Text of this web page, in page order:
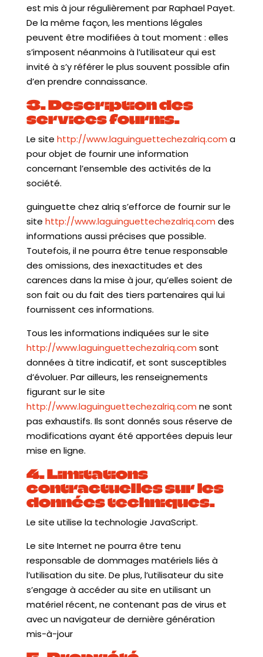
est mis à jour régulièrement par Raphael Payet.
De la même façon, les mentions légales
peuvent être modifiées à tout moment : elles
s’imposent néanmoins à l’utilisateur qui est
invité à s’y référer le plus souvent possible afin
d’en prendre connaissance.
3. Description des
services fournis.
Le site http://www.laguinguettechezalriq.com a
pour objet de fournir une information
concernant l’ensemble des activités de la
société.
guinguette chez alriq s’efforce de fournir sur le
site http://www.laguinguettechezalriq.com des
informations aussi précises que possible.
Toutefois, il ne pourra être tenue responsable
des omissions, des inexactitudes et des
carences dans la mise à jour, qu’elles soient de
son fait ou du fait des tiers partenaires qui lui
fournissent ces informations.
Tous les informations indiquées sur le site
http://www.laguinguettechezalriq.com sont
données à titre indicatif, et sont susceptibles
d’évoluer. Par ailleurs, les renseignements
figurant sur le site
http://www.laguinguettechezalriq.com ne sont
pas exhaustifs. Ils sont donnés sous réserve de
modifications ayant été apportées depuis leur
mise en ligne.
4. Limitations
contractuelles sur les
données techniques.
Le site utilise la technologie JavaScript.
Le site Internet ne pourra être tenu
responsable de dommages matériels liés à
l’utilisation du site. De plus, l’utilisateur du site
s’engage à accéder au site en utilisant un
matériel récent, ne contenant pas de virus et
avec un navigateur de dernière génération
mis-à-jour